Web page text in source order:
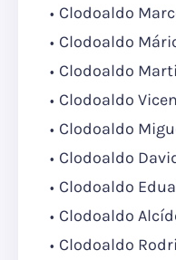
Clodoaldo
Clodoaldo
Clodoaldo
Clodoaldo
Clodoaldo
Clodoaldo
Clodoaldo
Clodoaldo
Clodoaldo